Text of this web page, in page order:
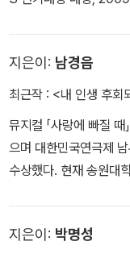
지은이: 남경읍
최근작 : <내 인생 후회
뮤지컬 「사랑에 빠질 때
으며 대한민국연극제
수상했다. 현재 송원대
지은이: 박명성